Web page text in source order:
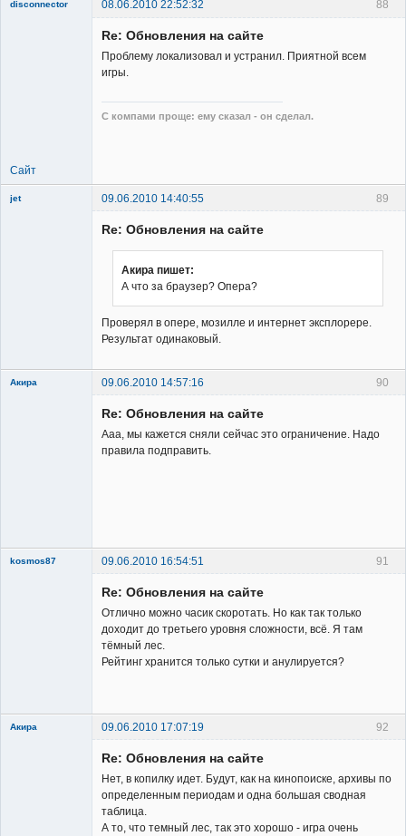
88
disconnector 08.06.2010 22:52:32
Re: Обновления на сайте
Проблему локализовал и устранил. Приятной всем
игры.
С компами проще: ему сказал - он сделал.
Сайт
89
jet 09.06.2010 14:40:55
Re: Обновления на сайте
Акира пишет:
А что за браузер? Опера?
Проверял в опере, мозилле и интернет эксплорере.
Результат одинаковый.
90
Акира 09.06.2010 14:57:16
Re: Обновления на сайте
Ааа, мы кажется сняли сейчас это ограничение. Надо
правила подправить.
91
kosmos87 09.06.2010 16:54:51
Re: Обновления на сайте
Отлично можно часик скоротать. Но как так только
доходит до третьего уровня сложности, всё. Я там
тёмный лес.
Рейтинг хранится только сутки и анулируется?
92
Акира 09.06.2010 17:07:19
Re: Обновления на сайте
Нет, в копилку идет. Будут, как на кинопоиске, архивы по
определенным периодам и одна большая сводная
таблица.
А то, что темный лес, так это хорошо - игра очень